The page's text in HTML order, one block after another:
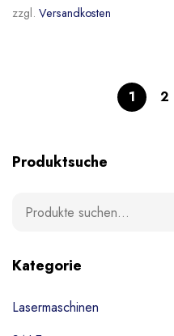
zzgl. Versandkosten
1 2
Produktsuche
Kategorie
Lasermaschinen